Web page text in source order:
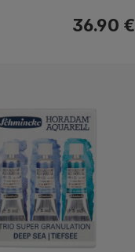
36.90 €